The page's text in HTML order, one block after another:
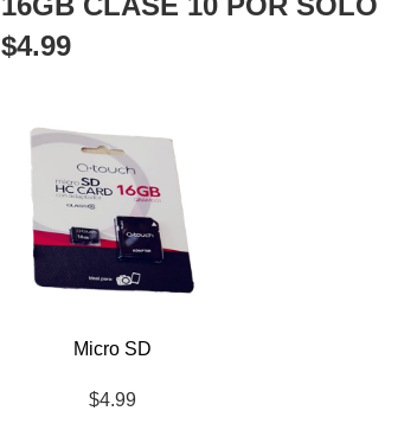
$4.99
Micro SD
$4.99